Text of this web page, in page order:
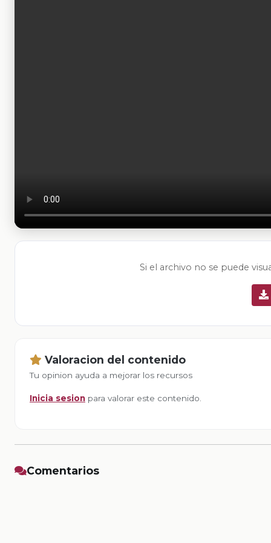
Si el archivo no se puede
Valoracion del contenido
Tu opinion ayuda a mejorar los recursos
Inicia sesion para valorar este contenido.
Comentarios